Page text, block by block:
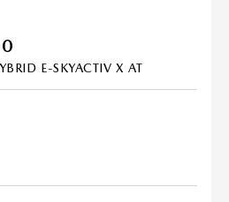
E-SKYACTIV X AT